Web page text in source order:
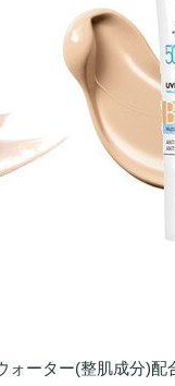
ォーター(整肌成分)